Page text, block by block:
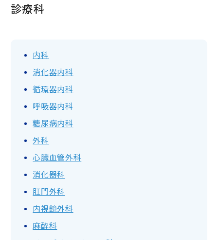
診療科
内科
消化器内科
循環器内科
呼吸器内科
糖尿病内科
外科
心臓血管外科
消化器科
肛門外科
内視鏡外科
麻酔科